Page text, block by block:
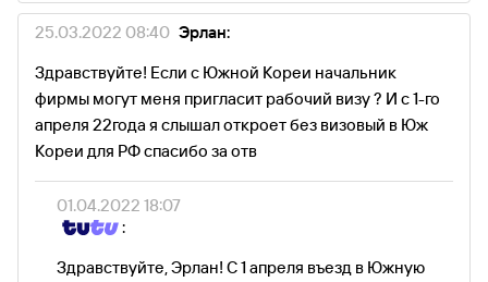
25.03.2022 08:40 Эрлан:
Здравствуйте! Если с Южной Кореи начальник
фирмы могут меня пригласит рабочий визу ? И с 1-го
апреля 22года я слышал откроет без визовый в Юж
Кореи для РФ спасибо за отв
01.04.2022 18:07
:
Здравствуйте, Эрлан! С 1 апреля въезд в Южную